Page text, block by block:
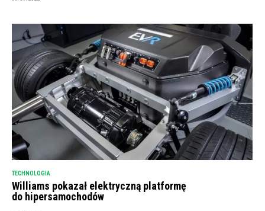
TECHNOLOGIA
Williams pokazał elektryczną platformę
do hipersamochodów